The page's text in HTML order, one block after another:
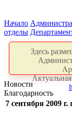
Начало
отделы
Здесь
Новости
Благодарность
7 сентября 2009